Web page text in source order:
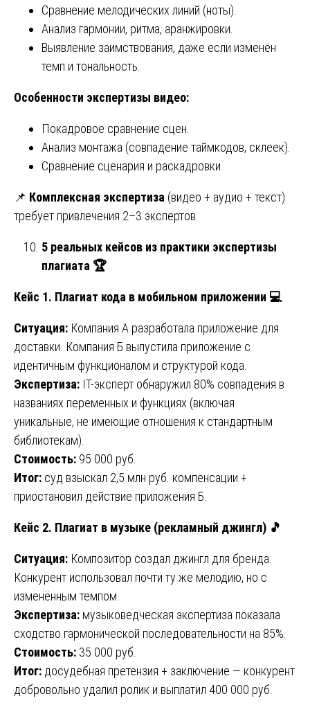
Сравнение мелодических линий (ноты).
Анализ гармонии, ритма, аранжировки.
Выявление заимствования, даже если изменён
темп и тональность.
Особенности экспертизы видео:
Покадровое сравнение сцен.
Анализ монтажа (совпадение таймкодов, склеек).
Сравнение сценария и раскадровки.
📌 Комплексная экспертиза (видео + аудио + текст)
требует привлечения 2–3 экспертов.
5 реальных кейсов из практики экспертизы
плагиата 🏆
Кейс 1. Плагиат кода в мобильном приложении 💻
Ситуация: Компания А разработала приложение для
доставки. Компания Б выпустила приложение с
идентичным функционалом и структурой кода.
Экспертиза: IT-эксперт обнаружил 80% совпадения в
названиях переменных и функциях (включая
уникальные, не имеющие отношения к стандартным
библиотекам).
Стоимость: 95 000 руб.
Итог: суд взыскал 2,5 млн руб. компенсации +
приостановил действие приложения Б.
Кейс 2. Плагиат в музыке (рекламный джингл) 🎵
Ситуация: Композитор создал джингл для бренда.
Конкурент использовал почти ту же мелодию, но с
изменённым темпом.
Экспертиза: музыковедческая экспертиза показала
сходство гармонической последовательности на 85%.
Стоимость: 35 000 руб.
Итог: досудебная претензия + заключение — конкурент
добровольно удалил ролик и выплатил 400 000 руб.